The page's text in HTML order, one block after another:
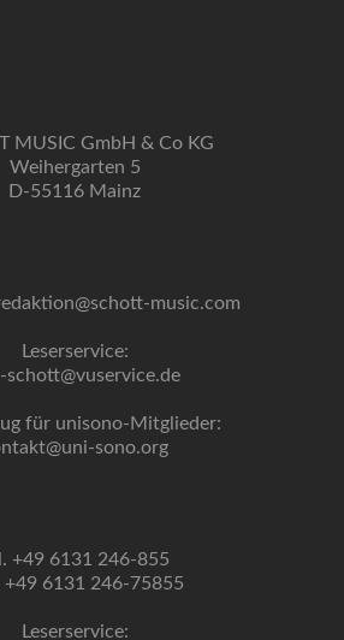
MUSIC GmbH & Co KG
Weihergarten 5
D-55116 Mainz
music.com
Leserservice:
schott@vuservice.de
für unisono-Mitglieder:
sono.org
+49 6131 246-855
+49 6131 246-75855
Leserservice: